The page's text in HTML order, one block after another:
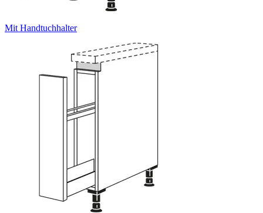
Mit Handtuchhalter